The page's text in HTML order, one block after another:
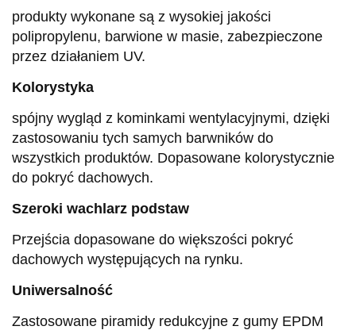
produkty wykonane są z wysokiej jakości
polipropylenu, barwione w masie, zabezpieczone
przez działaniem UV.
Kolorystyka
spójny wygląd z kominkami wentylacyjnymi, dzięki
zastosowaniu tych samych barwników do
wszystkich produktów. Dopasowane kolorystycznie
do pokryć dachowych.
Szeroki wachlarz podstaw
Przejścia dopasowane do większości pokryć
dachowych występujących na rynku.
Uniwersalność
Zastosowane piramidy redukcyjne z gumy EPDM